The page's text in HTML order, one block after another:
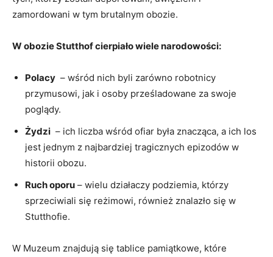
zamordowani w tym⁢ brutalnym obozie.
W obozie Stutthof cierpiało wiele⁢ narodowości:
Polacy ⁢ –‍ wśród​ nich byli zarówno ‍robotnicy
przymusowi, jak ⁢i ⁣osoby ‌prześladowane za⁤ swoje
⁤poglądy.
Żydzi ⁤ – ich‌ liczba‍ wśród‌ ofiar‌ była znacząca, a ​ich los
⁤jest⁢ jednym ‍z ⁣najbardziej tragicznych​ epizodów w
historii obozu.
Ruch oporu – wielu działaczy podziemia, którzy
sprzeciwiali się‌ reżimowi, również znalazło się w
Stutthofie.
W‌ Muzeum znajdują się tablice pamiątkowe, które